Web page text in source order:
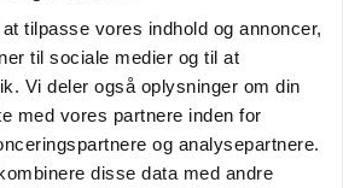
tilpasse vores indhold og annoncer,
til sociale medier og til at
Vi deler også oplysninger om din
med vores partnere inden for
og analysepartnere.
disse data med andre